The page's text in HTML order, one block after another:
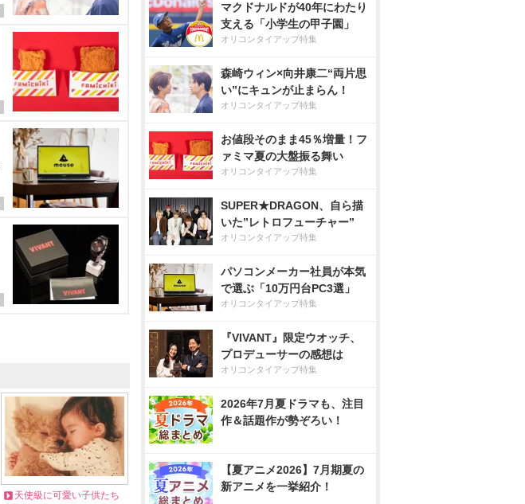
天使級に可愛い子供たち
マクドナルドが40年にわたり
支える「小学生の甲子園」
オリコンタイアップ特集
森崎ウィン×向井康二“両片思
い”にキュンが止まらん！
オリコンタイアップ特集
お値段そのまま45％増量！フ
ァミマ夏の大盤振る舞い
オリコンタイアップ特集
SUPER★DRAGON、自ら描
いた”レトロフューチャー”
オリコンタイアップ特集
パソコンメーカー社員が本気
で選ぶ「10万円台PC3選」
オリコンタイアップ特集
『VIVANT』限定ウオッチ、
プロデューサーの感想は
オリコンタイアップ特集
2026年7月夏ドラマも、注目
作＆話題作が勢ぞろい！
【夏アニメ2026】7月期夏の
新アニメを一挙紹介！